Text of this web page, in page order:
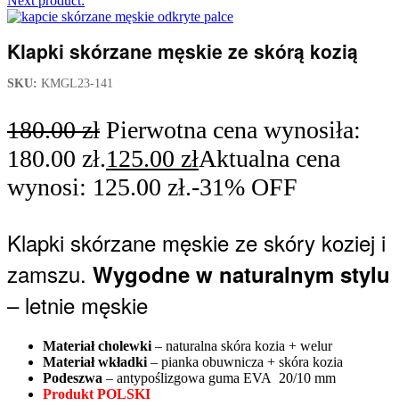
Klapki skórzane męskie ze skórą kozią
SKU: KMGL23-141
180.00zł Pierwotna cena wynosiła:
180.00 zł.125.00 złAktualna cena
wynosi: 125.00 zł.-31% OFF
Klapki skórzane męskie ze skóry koziej i
zamszu. Wygodne w naturalnym stylu
– letnie męskie
Materiał cholewki – naturalna skóra kozia + welur
Materiał wkładki – pianka obuwnicza + skóra kozia
Podeszwa – antypoślizgowa guma EVA 20/10 mm
Produkt POLSKI